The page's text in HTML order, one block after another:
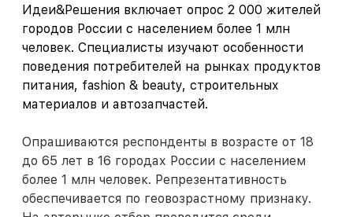
Идеи&Решения включает опрос 2 000 жителей
городов России с населением более 1 млн
человек. Специалисты изучают особенности
поведения потребителей на рынках продуктов
питания, fashion & beauty, строительных
материалов и автозапчастей.
Опрашиваются респонденты в возрасте от 18
до 65 лет в 16 городах России с населением
более 1 млн человек. Репрезентативность
обеспечивается по геовозрастному признаку.